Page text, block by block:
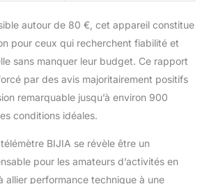
autour de 80 €, cet appareil constitue
pour ceux qui recherchent fiabilité et
sans manquer leur budget. Ce rapport
par des avis majoritairement positifs
remarquable jusqu’à environ 900
conditions idéales.
télémètre BIJIA se révèle être un
pour les amateurs d’activités en
allier performance technique à une